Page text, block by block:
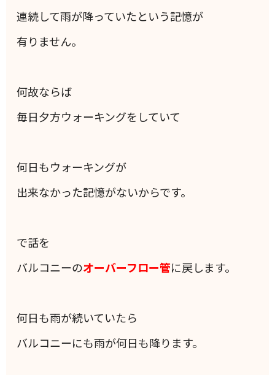
連続して雨が降っていたという記憶が
有りません。
何故ならば
毎日夕方ウォーキングをしていて
何日もウォーキングが
出来なかった記憶がないからです。
で話を
バルコニーのオーバーフロー管に戻します。
何日も雨が続いていたら
バルコニーにも雨が何日も降ります。